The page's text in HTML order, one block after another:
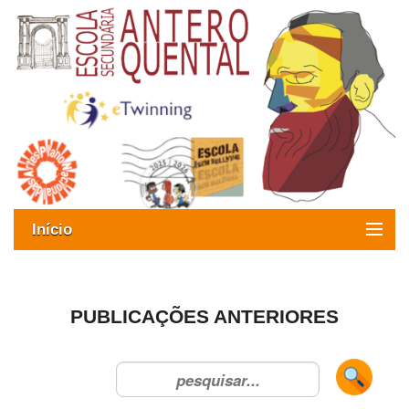
Início
Oferta formativa
ESAQ sem Bullying
PUBLICAÇÕES ANTERIORES